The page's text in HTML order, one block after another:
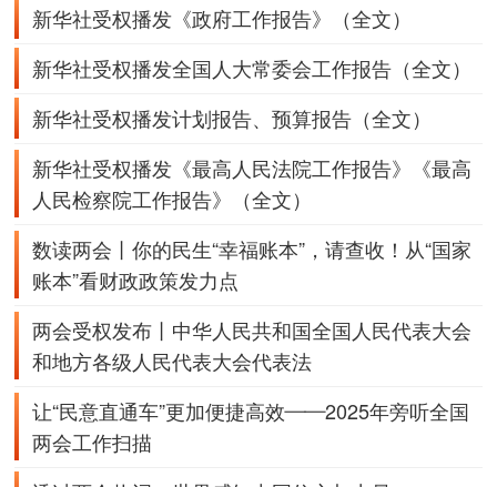
新华社受权播发 《政府工作报告》（全文）
新华社受权播发全国人大常委会工作报告（全文）
新华社受权播发计划报告、预算报告（全文）
新华社受权播发 《最高人民法院工作报告》
《最高
人民检察院工作报告》（全文）
数读两会丨你的民生“幸福账本”，请查收！
从“国家
账本”看财政政策发力点
两会受权发布丨中华人民共和国全国人民代表大会
和地方各级人民代表大会代表法
让“民意直通车”更加便捷高效——2025年旁听全国
两会工作扫描